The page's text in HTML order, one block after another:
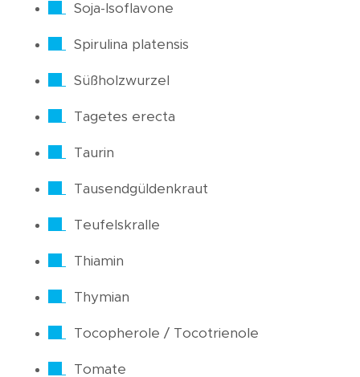
Soja-Isoflavone
Spirulina platensis
Süßholzwurzel
Tagetes erecta
Taurin
Tausendgüldenkraut
Teufelskralle
Thiamin
Thymian
Tocopherole / Tocotrienole
Tomate